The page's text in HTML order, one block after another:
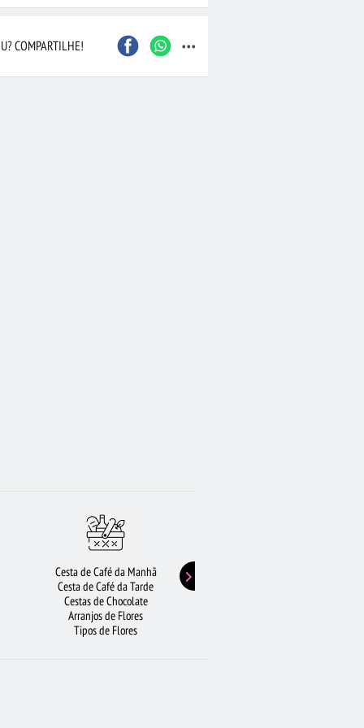
Caxias do Sul
Contagem
Barueri
COMPARTILHE! ...
Cesta de Café da Manhã
Cesta de Café da Tarde
Cestas de Chocolate
Arranjos de Flores
Tipos de Flores